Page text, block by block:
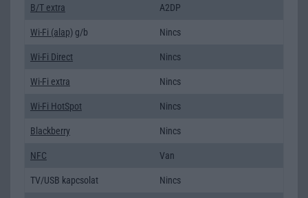
B/T extra A2DP
Wi-Fi (alap) g/b Nincs
Wi-Fi Direct Nincs
Wi-Fi extra Nincs
Wi-Fi HotSpot Nincs
Blackberry Nincs
NFC Van
TV/USB kapcsolat Nincs